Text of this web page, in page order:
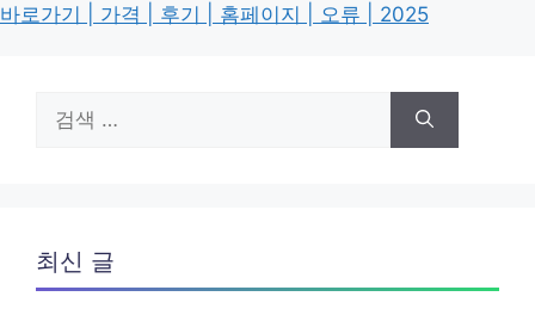
바로가기 | 가격 | 후기 | 홈페이지 | 오류 | 2025
색:
최신 글